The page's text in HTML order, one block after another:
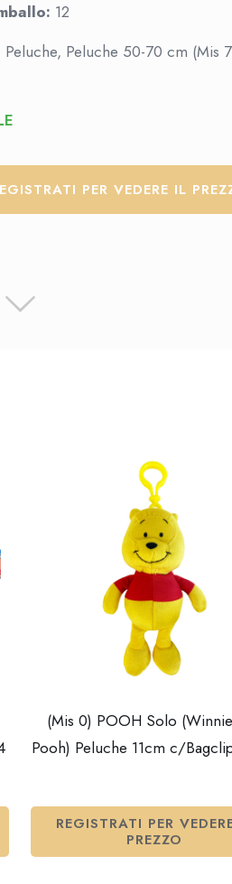
12
Peluche, Peluche 50-70 cm (Mis
PER VEDERE IL
(Mis 0) POOH Solo
Pooh) Peluche 11cm c/
REGISTRATI PER
PREZZO